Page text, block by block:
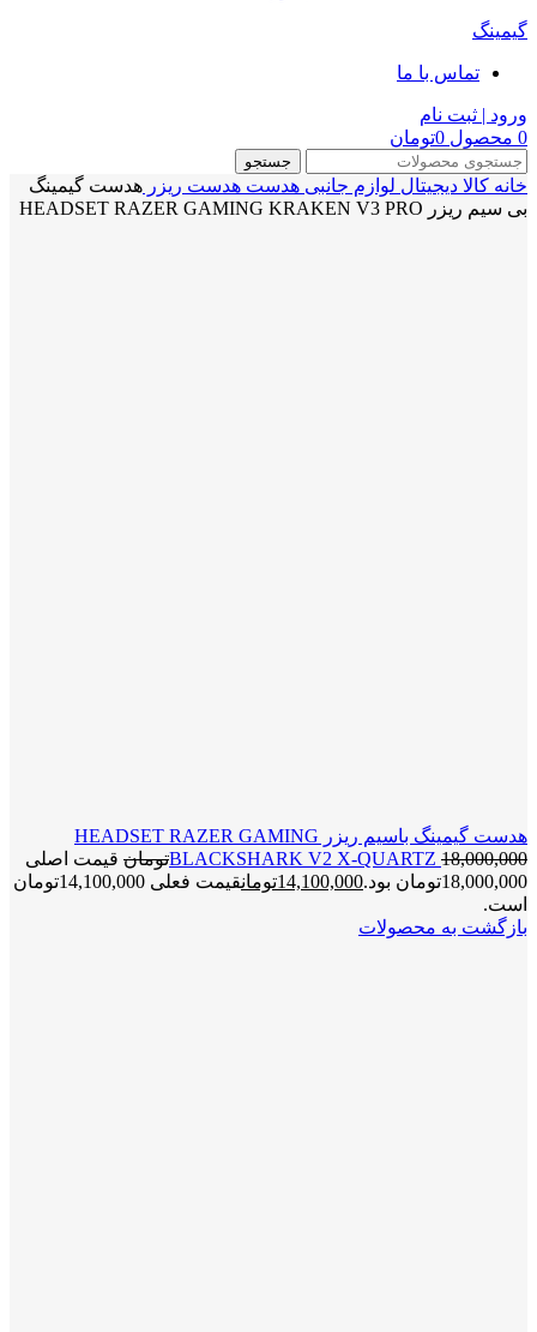
گیمینگ
تماس با ما
ورود | ثبت نام
0 محصول 0تومان
جستجو
خانه کالا دیجیتال لوازم جانبی هدست هدست ریزر هدست گیمینگ
بی سیم ریزر HEADSET RAZER GAMING KRAKEN V3 PRO
هدست گیمینگ باسیم ریزر HEADSET RAZER GAMING
BLACKSHARK V2 X-QUARTZ 18,000,000 تومان قیمت اصلی
18,000,000تومان بود.
14,100,000تومان
قیمت فعلی 14,100,000تومان
است.
بازگشت به محصولات